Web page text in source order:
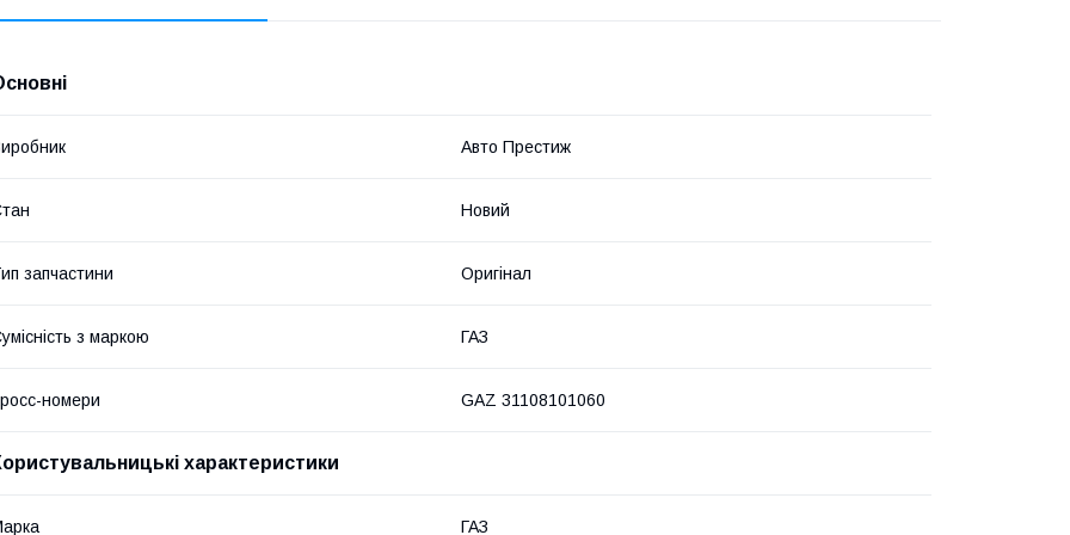
Авто Престиж
Новий
запчастини Оригінал
з маркою ГАЗ
номери GAZ 31108101060
характеристики
ГАЗ